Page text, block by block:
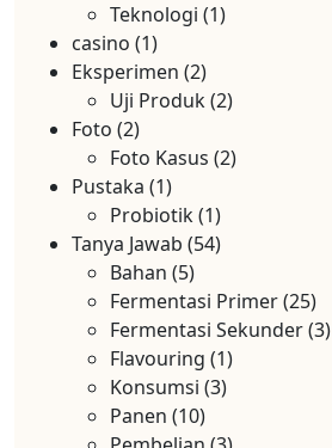
Teknologi (1)
casino (1)
Eksperimen (2)
Uji Produk(2)
Foto (2)
Foto Kasus (2)
Pustaka (1)
Probiotik(1)
Tanya Jawab (54)
Bahan (5)
Fermentasi Primer(25)
Fermentasi Sekunder(3)
Flavouring (1)
Konsumsi (3)
Panen (10)